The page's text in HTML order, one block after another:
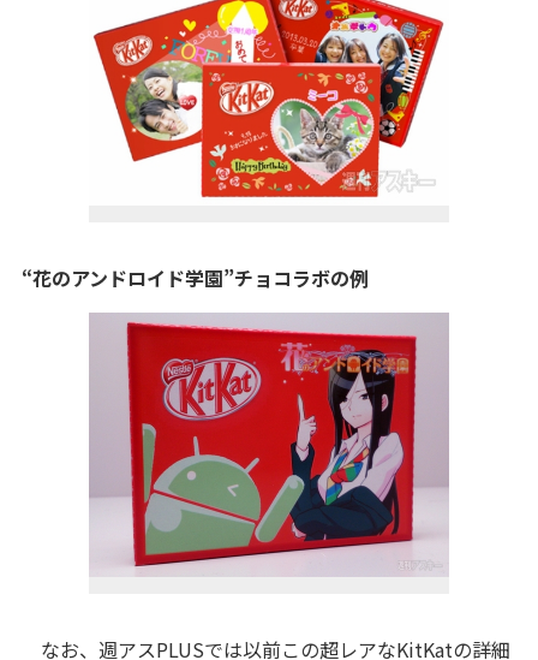
“花のアンドロイド学園”チョコラボの例
なお、週アスPLUSでは以前この超レアなKitKatの詳細